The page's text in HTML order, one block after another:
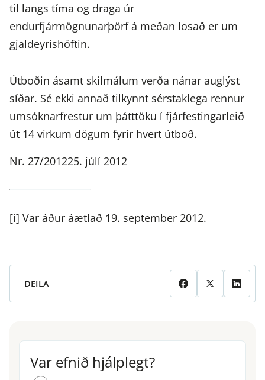
til langs tíma og draga úr
endurfjármögnunarþörf á meðan losað er um
gjaldeyrishöftin.
Útboðin ásamt skilmálum verða nánar auglýst
síðar. Sé ekki annað tilkynnt sérstaklega rennur
umsóknarfrestur um þátttöku í fjárfestingarleið
út 14 virkum dögum fyrir hvert útboð.
Nr. 27/201225. júlí 2012
[i] Var áður áætlað 19. september 2012.
DEILA
Var efnið hjálplegt?
Var efnið hjálplegt?